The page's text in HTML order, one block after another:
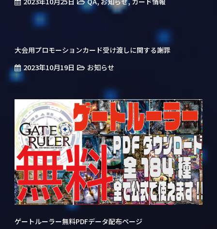
大会用プロモーションカード受け渡しに関する謝罪
2023年10月19日 お知らせ
ゲートルーラー無料PDFデータ配布ページ